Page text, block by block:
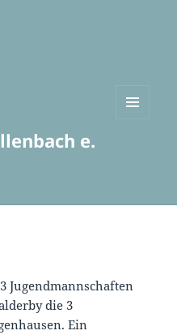
e.
Jugendmannschaften
die 3
Ein